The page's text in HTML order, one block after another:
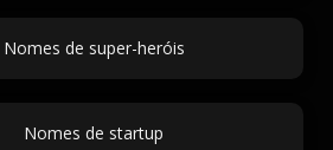
Nomes de super-heróis
Nomes de startup